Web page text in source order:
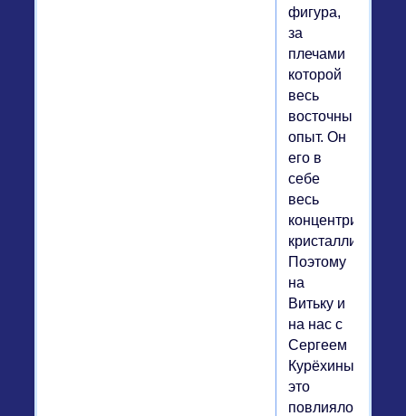
фигура,
за
плечами
которой
весь
восточный
опыт. Он
его в
себе
весь
концентрирует,
кристаллизует.
Поэтому
на
Витьку и
на нас с
Сергеем
Курёхиным
это
повлияло